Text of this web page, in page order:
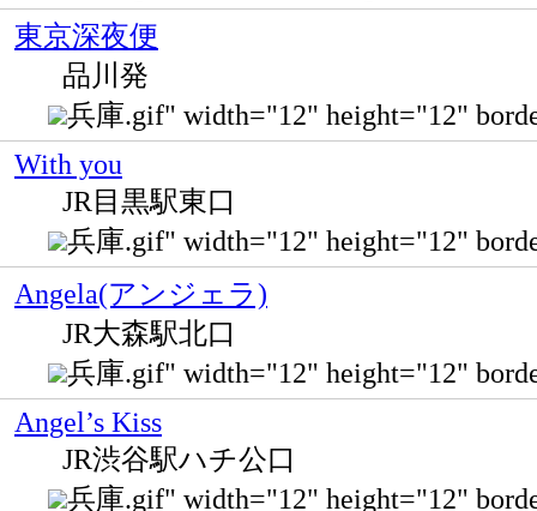
東京深夜便
品川発
兵庫.gif" width="12" height="12"
With you
JR目黒駅東口
兵庫.gif" width="12" height="12"
Angela(アンジェラ)
JR大森駅北口
兵庫.gif" width="12" height="12"
Angel’s Kiss
JR渋谷駅ハチ公口
兵庫.gif" width="12" height="12"